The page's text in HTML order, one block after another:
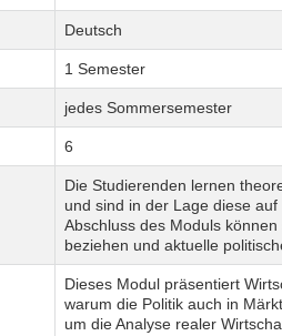
Deutsch
1 Semester
jedes Sommersemester
6
Die Studierenden lernen
und sind in der Lage diese
Abschluss des Moduls
beziehen und aktuelle
Dieses Modul präsentiert
warum die Politik auch in
um die Analyse realer